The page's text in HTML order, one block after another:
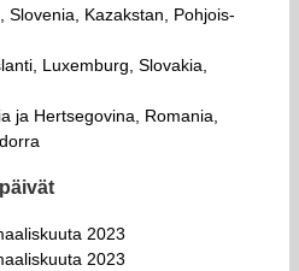
, Slovenia, Kazakstan, Pohjois-
Luxemburg, Slovakia,
ja Hertsegovina, Romania,
2023
2023